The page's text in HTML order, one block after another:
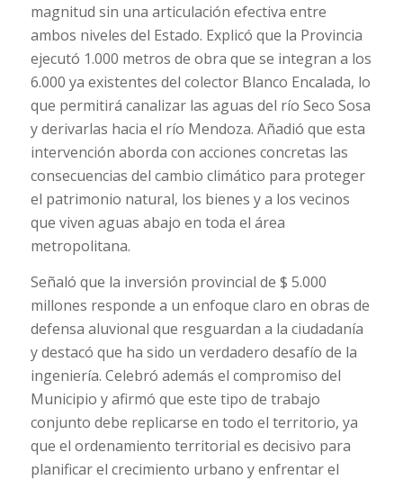
magnitud sin una articulación efectiva entre
ambos niveles del Estado. Explicó que la Provincia
ejecutó 1.000 metros de obra que se integran a los
6.000 ya existentes del colector Blanco Encalada, lo
que permitirá canalizar las aguas del río Seco Sosa
y derivarlas hacia el río Mendoza. Añadió que esta
intervención aborda con acciones concretas las
consecuencias del cambio climático para proteger
el patrimonio natural, los bienes y a los vecinos
que viven aguas abajo en toda el área
metropolitana.
Señaló que la inversión provincial de $ 5.000
millones responde a un enfoque claro en obras de
defensa aluvional que resguardan a la ciudadanía
y destacó que ha sido un verdadero desafío de la
ingeniería. Celebró además el compromiso del
Municipio y afirmó que este tipo de trabajo
conjunto debe replicarse en todo el territorio, ya
que el ordenamiento territorial es decisivo para
planificar el crecimiento urbano y enfrentar el